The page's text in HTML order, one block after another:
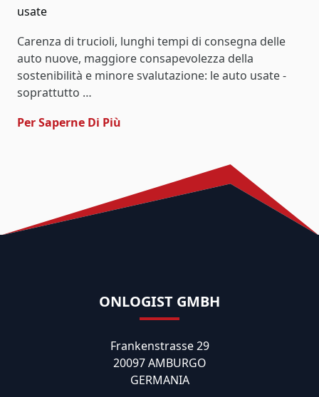
usate
Carenza di trucioli, lunghi tempi di consegna delle
auto nuove, maggiore consapevolezza della
sostenibilità e minore svalutazione: le auto usate -
soprattutto …
Per Saperne Di Più
ONLOGIST GMBH
Frankenstrasse 29
20097 AMBURGO
GERMANIA